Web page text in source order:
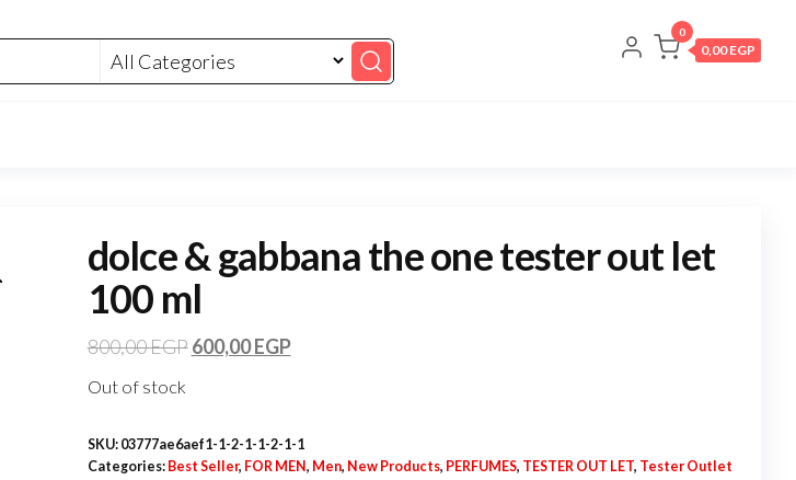
0
0,00 EGP
dolce & gabbana the one tester out let
100 ml
800,00EGP600,00EGP
Out of stock
SKU: 03777ae6aef1-1-2-1-1-2-1-1
Categories: Best Seller, FOR MEN, Men, New Products, PERFUMES, TESTER OUT LET, Tester Outlet